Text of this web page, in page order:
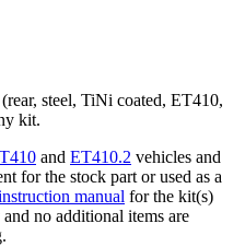
steel, TiNi coated, ET410,
kit.
and ET410.2 vehicles and
for the stock part or used as a
manual for the kit(s)
no additional items are